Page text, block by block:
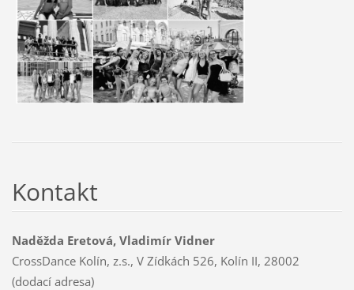
Kontakt
Naděžda Eretová, Vladimír Vidner
CrossDance Kolín, z.s., V Zídkách 526, Kolín II, 28002
(dodací adresa)